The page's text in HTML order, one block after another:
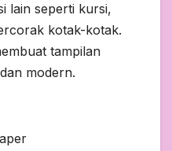
lain seperti kursi,
kotak-kotak.
tampilan
modern.